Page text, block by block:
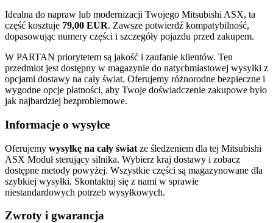
Idealna do napraw lub modernizacji Twojego Mitsubishi ASX, ta
część kosztuje 79,00 EUR. Zawsze potwierdź kompatybilność,
dopasowując numery części i szczegóły pojazdu przed zakupem.
W PARTAN priorytetem są jakość i zaufanie klientów. Ten
przedmiot jest dostępny w magazynie do natychmiastowej wysyłki z
opcjami dostawy na cały świat. Oferujemy różnorodne bezpieczne i
wygodne opcje płatności, aby Twoje doświadczenie zakupowe było
jak najbardziej bezproblemowe.
Informacje o wysyłce
Oferujemy wysyłkę na cały świat ze śledzeniem dla tej Mitsubishi
ASX Moduł sterujący silnika. Wybierz kraj dostawy i zobacz
dostępne metody powyżej. Wszystkie części są magazynowane dla
szybkiej wysyłki. Skontaktuj się z nami w sprawie
niestandardowych potrzeb wysyłkowych.
Zwroty i gwarancja